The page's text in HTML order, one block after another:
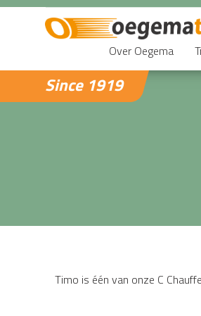
Since 1919
Over Oegema
Timo is één van onze C